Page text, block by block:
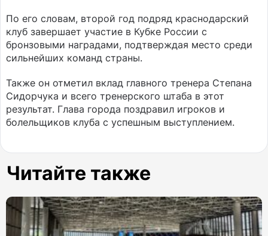
По его словам, второй год подряд краснодарский
клуб завершает участие в Кубке России с
бронзовыми наградами, подтверждая место среди
сильнейших команд страны.
Также он отметил вклад главного тренера Степана
Сидорчука и всего тренерского штаба в этот
результат. Глава города поздравил игроков и
болельщиков клуба с успешным выступлением.
Читайте также